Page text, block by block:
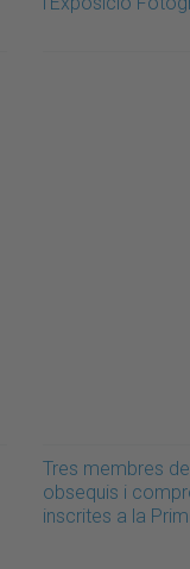
Tres membres
obsequis i
inscrites a la